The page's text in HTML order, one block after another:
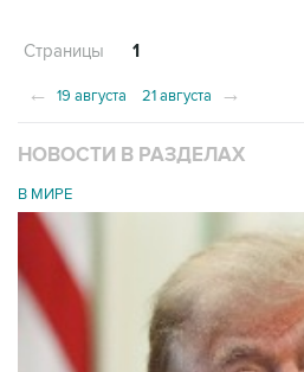
Страницы 1
← 19 августа 21 августа →
НОВОСТИ В РАЗДЕЛАХ
В МИРЕ